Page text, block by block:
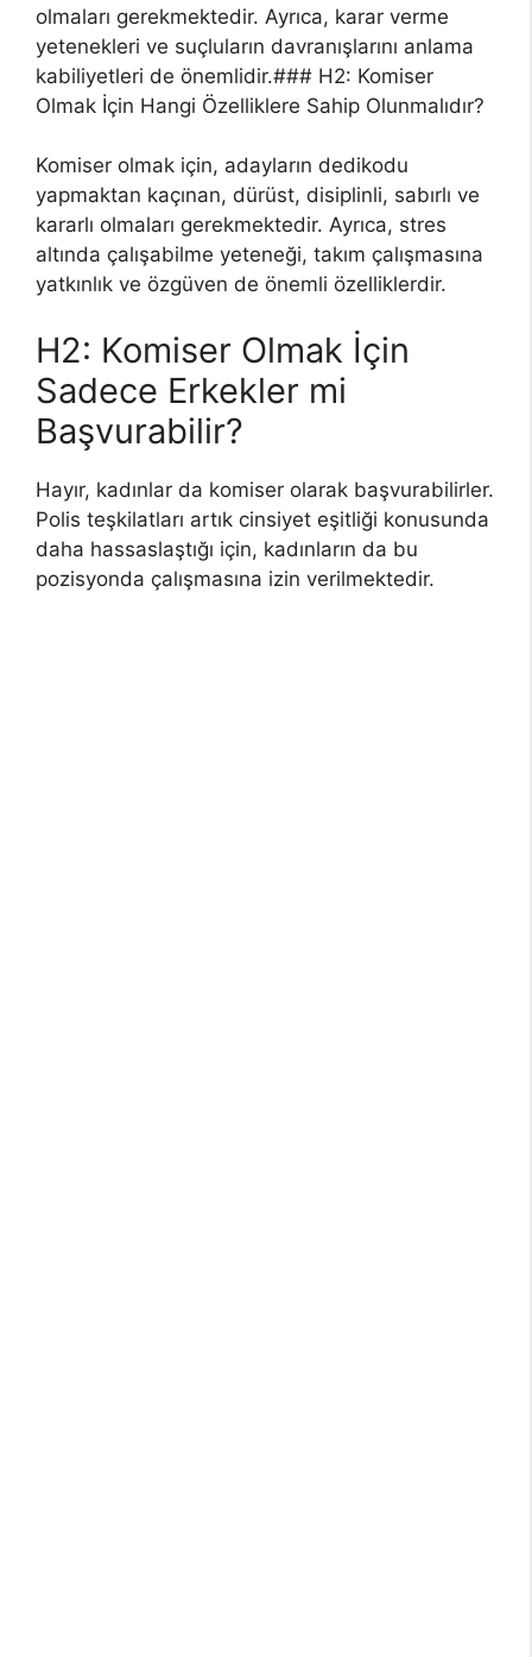
olmaları gerekmektedir. Ayrıca, karar verme
yetenekleri ve suçluların davranışlarını anlama
kabiliyetleri de önemlidir.### H2: Komiser
Olmak İçin Hangi Özelliklere Sahip Olunmalıdır?
Komiser olmak için, adayların dedikodu
yapmaktan kaçınan, dürüst, disiplinli, sabırlı ve
kararlı olmaları gerekmektedir. Ayrıca, stres
altında çalışabilme yeteneği, takım çalışmasına
yatkınlık ve özgüven de önemli özelliklerdir.
H2: Komiser Olmak İçin
Sadece Erkekler mi
Başvurabilir?
Hayır, kadınlar da komiser olarak başvurabilirler.
Polis teşkilatları artık cinsiyet eşitliği konusunda
daha hassaslaştığı için, kadınların da bu
pozisyonda çalışmasına izin verilmektedir.